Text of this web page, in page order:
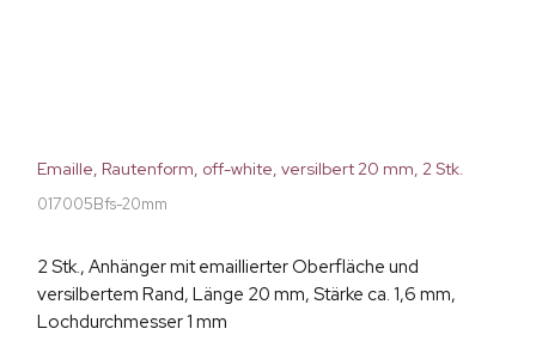
Emaille, Rautenform, off-white, versilbert 20 mm, 2 Stk.
017005Bfs-20mm
2 Stk., Anhänger mit emaillierter Oberfläche und
versilbertem Rand, Länge 20 mm, Stärke ca. 1,6 mm,
Lochdurchmesser 1 mm